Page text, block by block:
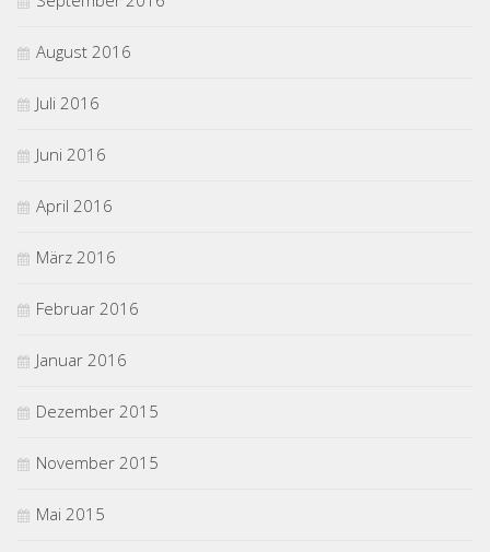
August 2016
Juli 2016
Juni 2016
April 2016
März 2016
Februar 2016
Januar 2016
Dezember 2015
November 2015
Mai 2015